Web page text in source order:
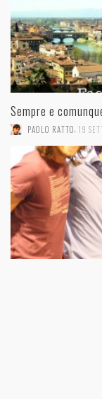
Sempre e
PAOLO RATTO, 19